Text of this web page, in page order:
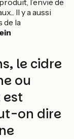
l’envie de
Il y a aussi
de la
le cidre
ou
est
on dire